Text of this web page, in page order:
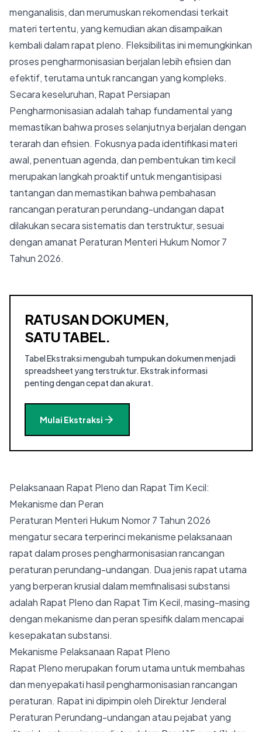
menganalisis, dan merumuskan rekomendasi terkait
materi tertentu, yang kemudian akan disampaikan
kembali dalam rapat pleno. Fleksibilitas ini memungkinkan
proses pengharmonisasian berjalan lebih efisien dan
efektif, terutama untuk rancangan yang kompleks.
Secara keseluruhan, Rapat Persiapan
Pengharmonisasian adalah tahap fundamental yang
memastikan bahwa proses selanjutnya berjalan dengan
terarah dan efisien. Fokusnya pada identifikasi materi
awal, penentuan agenda, dan pembentukan tim kecil
merupakan langkah proaktif untuk mengantisipasi
tantangan dan memastikan bahwa pembahasan
rancangan peraturan perundang-undangan dapat
dilakukan secara sistematis dan terstruktur, sesuai
dengan amanat Peraturan Menteri Hukum Nomor 7
Tahun 2026.
RATUSAN DOKUMEN,
SATU TABEL.
Tabel Ekstraksi mengubah tumpukan dokumen menjadi
spreadsheet yang terstruktur. Ekstrak informasi
penting dengan cepat dan akurat.
Mulai Ekstraksi
Pelaksanaan Rapat Pleno dan Rapat Tim Kecil:
Mekanisme dan Peran
Peraturan Menteri Hukum Nomor 7 Tahun 2026
mengatur secara terperinci mekanisme pelaksanaan
rapat dalam proses pengharmonisasian rancangan
peraturan perundang-undangan. Dua jenis rapat utama
yang berperan krusial dalam memfinalisasi substansi
adalah Rapat Pleno dan Rapat Tim Kecil, masing-masing
dengan mekanisme dan peran spesifik dalam mencapai
kesepakatan substansi.
Mekanisme Pelaksanaan Rapat Pleno
Rapat Pleno merupakan forum utama untuk membahas
dan menyepakati hasil pengharmonisasian rancangan
peraturan. Rapat ini dipimpin oleh Direktur Jenderal
Peraturan Perundang-undangan atau pejabat yang